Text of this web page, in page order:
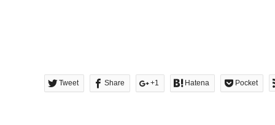
Tweet Share +1 Hatena Pocket